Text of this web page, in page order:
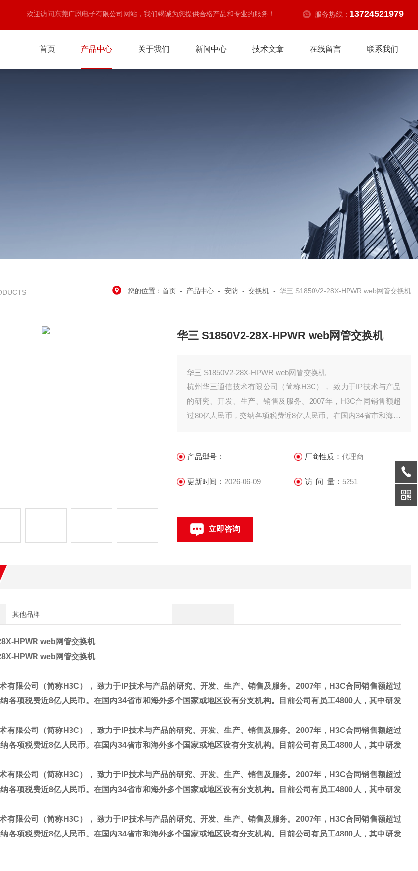
欢迎访问东莞广恩电子有限公司网站，我们竭诚为您提供合格产品和专业的服务！ 服务热线： 13724521979
首页 产品中心 关于我们 新闻中心 技术文章 在线留言 联系我们
您的位置： 首页 - 产品中心 - 安防 - 交换机 - 华三 S1850V2-28X-HPWR web网管交换机
华三 S1850V2-28X-HPWR web网管交换机
华三 S1850V2-28X-HPWR web网管交换机
杭州华三通信技术有限公司（简称H3C）， 致力于IP技术与产品
的研究、开发、生产、销售及服务。2007年，H3C合同销售额超
过80亿人民币，交纳各项税费近8亿人民币。在国内34省市和海外
产品型号：
厂商性质： 代理商
更新时间： 2026-06-09 访 问 量： 5251
立即咨询
其他品牌
HPWR web网管交换机
HPWR web网管交换机
有限公司（简称H3C）， 致力于IP技术与产品的研究、开发、生产、销售及服务。2007年，H3C合同销售额超过
各项税费近8亿人民币。在国内34省市和海外多个国家或地区设有分支机构。目前公司有员工4800人，其中研发
有限公司（简称H3C）， 致力于IP技术与产品的研究、开发、生产、销售及服务。2007年，H3C合同销售额超过
各项税费近8亿人民币。在国内34省市和海外多个国家或地区设有分支机构。目前公司有员工4800人，其中研发
有限公司（简称H3C）， 致力于IP技术与产品的研究、开发、生产、销售及服务。2007年，H3C合同销售额超过
各项税费近8亿人民币。在国内34省市和海外多个国家或地区设有分支机构。目前公司有员工4800人，其中研发
有限公司（简称H3C）， 致力于IP技术与产品的研究、开发、生产、销售及服务。2007年，H3C合同销售额超过
各项税费近8亿人民币。在国内34省市和海外多个国家或地区设有分支机构。目前公司有员工4800人，其中研发